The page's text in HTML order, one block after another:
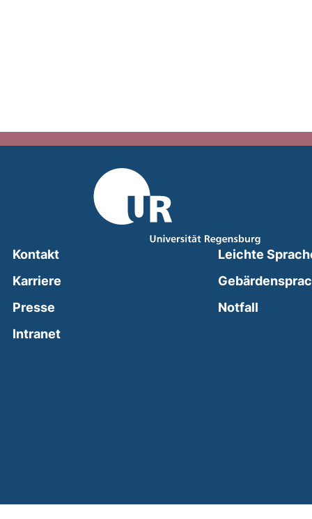
Kontakt
Karriere
Presse
Intranet(external link, opens in a new window)
Leichte
Notfall